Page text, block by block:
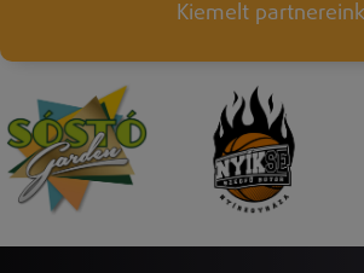
Kiemelt partnereink